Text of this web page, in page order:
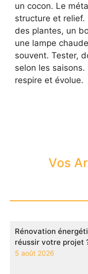
un cocon. Le
structure et
des plantes, un
une lampe
souvent. Tester,
selon les
respire et évolue.
Vos
Rénovation
réussir votre projet
5 août 2026